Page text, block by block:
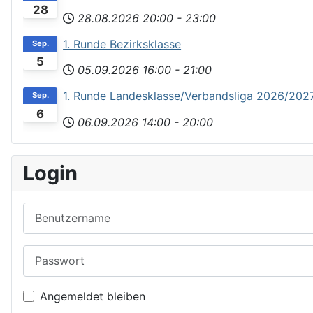
28
28.08.2026 20:00 - 23:00
5
Sep.
1. Runde Bezirksklasse
05.09.2026 16:00 - 21:00
6
Sep.
1. Runde Landesklasse/Verbandsliga 2026/
06.09.2026 14:00 - 20:00
Login
Angemeldet bleiben